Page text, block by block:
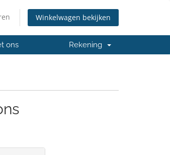
Winkelwagen bekijken
ons Rekening